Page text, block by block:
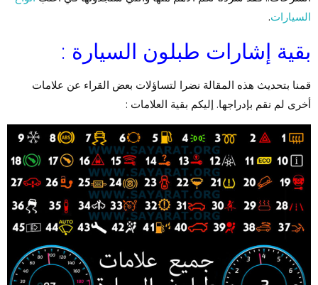
السيارات.
بقية إشارات طبلون السيارة :
قمنا بتحديث هذه المقالة نضرا لتساؤلات بعض القراء عن علامات
أخرى لم نقم بإدراجها. إليكم بقية العلامات :